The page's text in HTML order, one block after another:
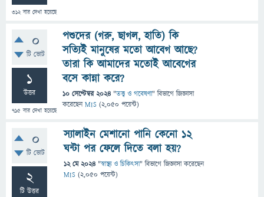
312বার দেখা হয়েছে
0
টি ভোট
1
উত্তর
715 বার দেখা হয়েছে
পশুদের (গরু, ছাগল, হাতি) কি
সত্যিই মানুষের মতো আবেগ আছে?
তারা কি আমাদের মতোই আবেগের
বসে কান্না করে?
10 সেপ্টেম্বর 2024 "তত্ত্ব ও গবেষণা" বিভাগে জিজ্ঞাসা
করেছেনMIS (2,050 পয়েন্ট)
0
টি ভোট
2
টি উত্তর
স্যালাইন মেশানো পানি কেনো ১২
ঘন্টা পর ফেলে দিতে বলা হয়?
12 মে 2024 "স্বাস্থ্য ও চিকিৎসা" বিভাগে জিজ্ঞাসাকরেছেন
MIS (2,050 পয়েন্ট)